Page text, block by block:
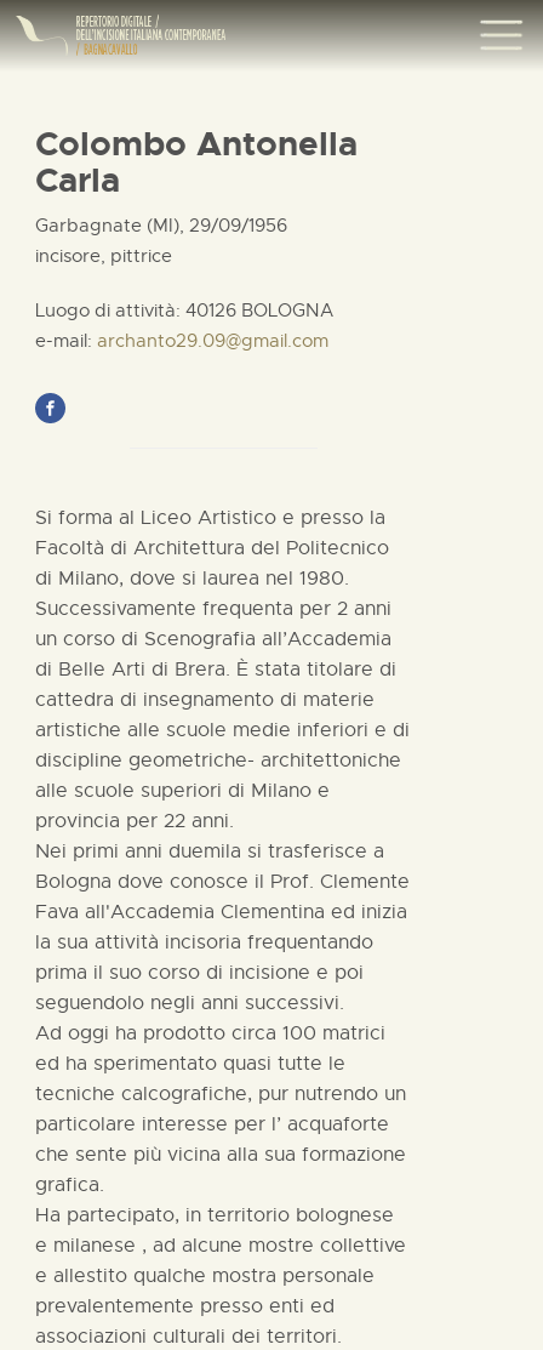
Colombo Antonella
Carla
Garbagnate (MI), 29/09/1956
incisore, pittrice
Luogo di attività: 40126 BOLOGNA
e-mail: archanto29.09@gmail.com
Si forma al Liceo Artistico e presso la
Facoltà di Architettura del Politecnico
di Milano, dove si laurea nel 1980.
Successivamente frequenta per 2 anni
un corso di Scenografia all’Accademia
di Belle Arti di Brera. È stata titolare di
cattedra di insegnamento di materie
artistiche alle scuole medie inferiori e di
discipline geometriche- architettoniche
alle scuole superiori di Milano e
provincia per 22 anni.
Nei primi anni duemila si trasferisce a
Bologna dove conosce il Prof. Clemente
Fava all'Accademia Clementina ed inizia
la sua attività incisoria frequentando
prima il suo corso di incisione e poi
seguendolo negli anni successivi.
Ad oggi ha prodotto circa 100 matrici
ed ha sperimentato quasi tutte le
tecniche calcografiche, pur nutrendo un
particolare interesse per l’ acquaforte
che sente più vicina alla sua formazione
grafica.
Ha partecipato, in territorio bolognese
e milanese , ad alcune mostre collettive
e allestito qualche mostra personale
prevalentemente presso enti ed
associazioni culturali dei territori.